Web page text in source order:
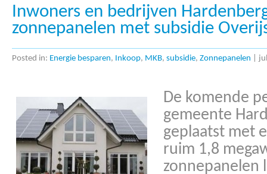
Inwoners en bedrijven
zonnepanelen met subsidie
Posted in: Energie besparen, Inkoop, MKB, subsidie, Zonnepanelen
De komende
gemeente
geplaatst met
ruim 1,8
zonnepanelen